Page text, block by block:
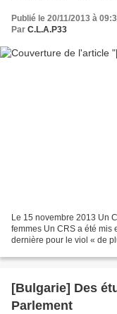
Publié le 20/11/2013 à
Par C.L.A.P33
Le 15 novembre 2013 Un
femmes Un CRS a été mis
dernière pour le viol « de
[Bulgarie] Des
Parlement